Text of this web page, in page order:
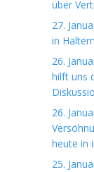
über
27.
in
26.
hilft uns
26.
heute in
25.